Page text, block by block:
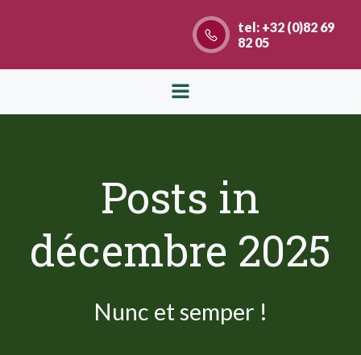
contenu
tel: +32 (0)82 69
82 05
Posts in
décembre 2025
Nunc et semper !